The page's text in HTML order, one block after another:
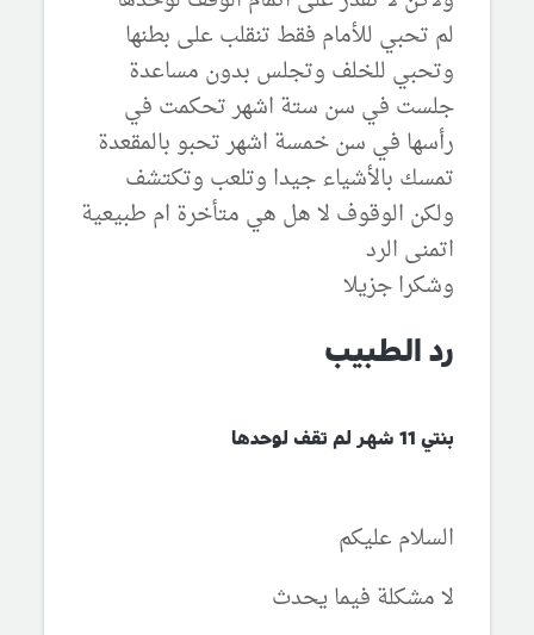
لم تحبي للأمام فقط تنقلب على بطنها
وتحبي للخلف وتجلس بدون مساعدة
جلست في سن ستة اشهر تحكمت في
رأسها في سن خمسة اشهر تحبو بالمقعدة
تمسك بالأشياء جيدا وتلعب وتكتشف
ولكن الوقوف لا هل هي متأخرة ام طبيعية
اتمنى الرد
وشكرا جزيلا
رد الطبيب
بنتي 11 شهر لم تقف لوحدها
السلام عليكم
لا مشكلة فيما يحدث